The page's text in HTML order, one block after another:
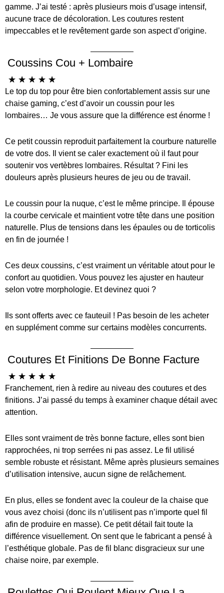
gamme. J’ai testé : après plusieurs mois d’usage intensif,
aucune trace de décoloration. Les coutures restent
impeccables et le revêtement garde son aspect d’origine.
Coussins Cou + Lombaire
☆ ☆ ☆ ☆ ☆
Le top du top pour être bien confortablement assis sur une
chaise gaming, c’est d’avoir un coussin pour les
lombaires… Je vous assure que la différence est énorme !
Ce petit coussin reproduit parfaitement la courbure naturelle
de votre dos. Il vient se caler exactement où il faut pour
soutenir vos vertèbres lombaires. Résultat ? Fini les
douleurs après plusieurs heures de jeu ou de travail.
Le coussin pour la nuque, c’est le même principe. Il épouse
la courbe cervicale et maintient votre tête dans une position
naturelle. Plus de tensions dans les épaules ou de torticolis
en fin de journée !
Ces deux coussins, c’est vraiment un véritable atout pour le
confort au quotidien. Vous pouvez les ajuster en hauteur
selon votre morphologie. Et devinez quoi ?
Ils sont offerts avec ce fauteuil ! Pas besoin de les acheter
en supplément comme sur certains modèles concurrents.
Coutures Et Finitions De Bonne Facture
☆ ☆ ☆ ☆ ☆
Franchement, rien à redire au niveau des coutures et des
finitions. J’ai passé du temps à examiner chaque détail avec
attention.
Elles sont vraiment de très bonne facture, elles sont bien
rapprochées, ni trop serrées ni pas assez. Le fil utilisé
semble robuste et résistant. Même après plusieurs semaines
d’utilisation intensive, aucun signe de relâchement.
En plus, elles se fondent avec la couleur de la chaise que
vous avez choisi (donc ils n’utilisent pas n’importe quel fil
afin de produire en masse). Ce petit détail fait toute la
différence visuellement. On sent que le fabricant a pensé à
l’esthétique globale. Pas de fil blanc disgracieux sur une
chaise noire, par exemple.